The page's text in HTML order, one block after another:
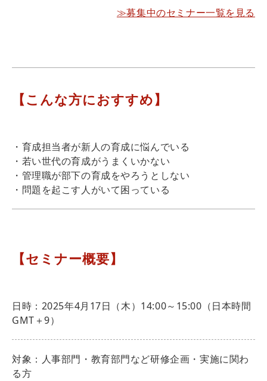
≫募集中のセミナー一覧を見る
【こんな方におすすめ】
・育成担当者が新人の育成に悩んでいる
・若い世代の育成がうまくいかない
・管理職が部下の育成をやろうとしない
・問題を起こす人がいて困っている
【セミナー概要】
日時：2025年4月17日（木）14:00～15:00（日本時間
GMT＋9）
対象：人事部門・教育部門など研修企画・実施に関わ
る方